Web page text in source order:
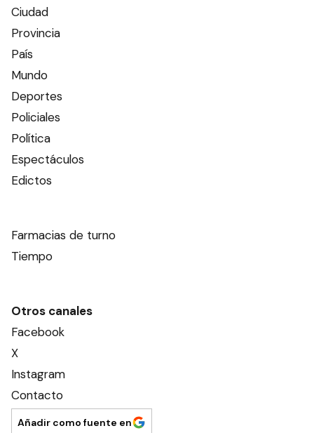
Ciudad
Provincia
País
Mundo
Deportes
Policiales
Política
Espectáculos
Edictos
Farmacias de turno
Tiempo
Otros canales
Facebook
X
Instagram
Contacto
Añadir como fuente en